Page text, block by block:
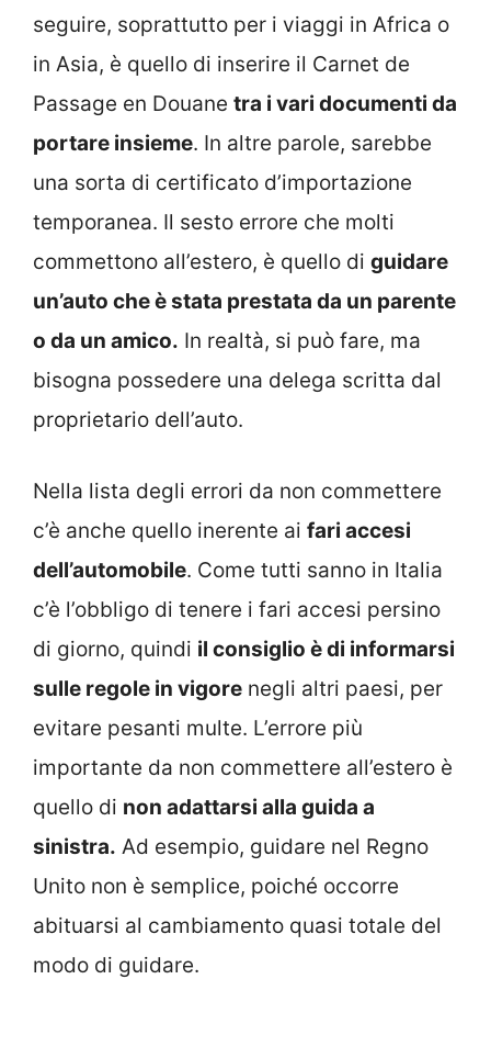
seguire, soprattutto per i viaggi in Africa o
in Asia, è quello di inserire il Carnet de
Passage en Douane tra i vari documenti da
portare insieme. In altre parole, sarebbe
una sorta di certificato d’importazione
temporanea. Il sesto errore che molti
commettono all’estero, è quello di guidare
un’auto che è stata prestata da un parente
o da un amico. In realtà, si può fare, ma
bisogna possedere una delega scritta dal
proprietario dell’auto.
Nella lista degli errori da non commettere
c’è anche quello inerente ai fari accesi
dell’automobile. Come tutti sanno in Italia
c’è l’obbligo di tenere i fari accesi persino
di giorno, quindi il consiglio è di informarsi
sulle regole in vigore negli altri paesi, per
evitare pesanti multe. L’errore più
importante da non commettere all’estero è
quello di non adattarsi alla guida a
sinistra. Ad esempio, guidare nel Regno
Unito non è semplice, poiché occorre
abituarsi al cambiamento quasi totale del
modo di guidare.